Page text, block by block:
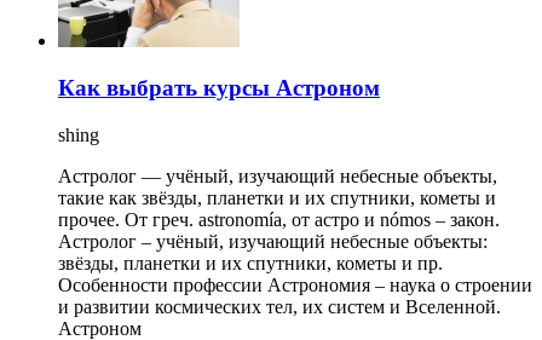
Как выбрать курсы Астроном
shing
Астролог — учёный, изучающий небесные объекты,
такие как звёзды, планетки и их спутники, кометы и
прочее. От греч. astronomía, от астро и nómos – закон.
Астролог – учёный, изучающий небесные объекты:
звёзды, планетки и их спутники, кометы и пр.
Особенности профессии Астрономия – наука о строении
и развитии космических тел, их систем и Вселенной.
Астроном